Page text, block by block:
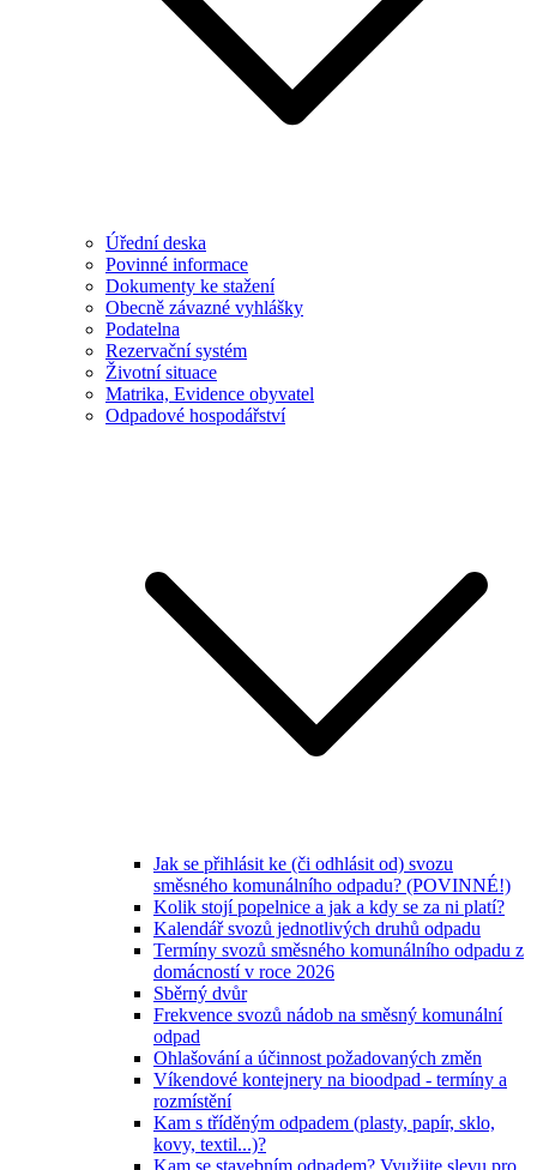
Úřední deska
Povinné informace
Dokumenty ke stažení
Obecně závazné vyhlášky
Podatelna
Rezervační systém
Životní situace
Matrika, Evidence obyvatel
Odpadové hospodářství
Jak se přihlásit ke (či odhlásit od) svozu
směsného komunálního odpadu? (POVINNÉ!)
Kolik stojí popelnice a jak a kdy se za ni platí?
Kalendář svozů jednotlivých druhů odpadu
Termíny svozů směsného komunálního odpadu z
domácností v roce 2026
Sběrný dvůr
Frekvence svozů nádob na směsný komunální
odpad
Ohlašování a účinnost požadovaných změn
Víkendové kontejnery na bioodpad - termíny a
rozmístění
Kam s tříděným odpadem (plasty, papír, sklo,
kovy, textil...)?
Kam se stavebním odpadem? Využijte slevu pro